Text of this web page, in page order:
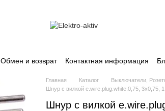
Обмен и возврат Контактная информация
Главная Каталог Выключатели,
Шнур с вилкой e.wire.plug.white.0,75, 3х0,75,
Шнур с вилкой